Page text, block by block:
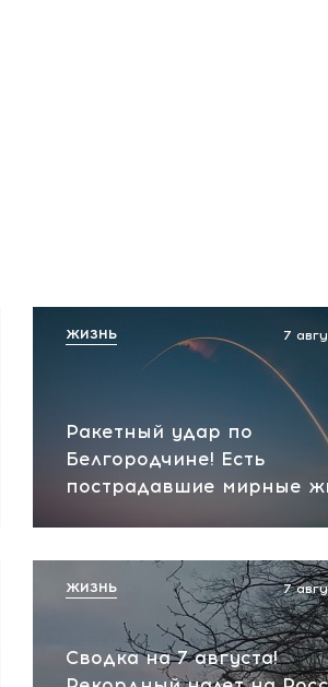
Ракетный удар по
Белгородчине! Есть
пострадавшие мирные
7
ЖИЗНЬ
Сводка на 7 августа!
7
ЖИЗНЬ